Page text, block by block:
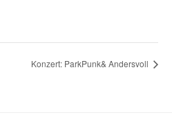
Konzert: ParkPunk& Andersvoll